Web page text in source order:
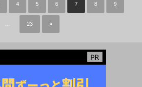
4 5 6 7 8 9
23 »